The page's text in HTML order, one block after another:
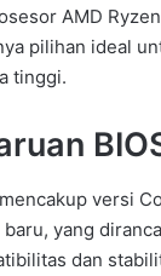
AMD
pilihan ideal
tinggi.
versi
yang
dan